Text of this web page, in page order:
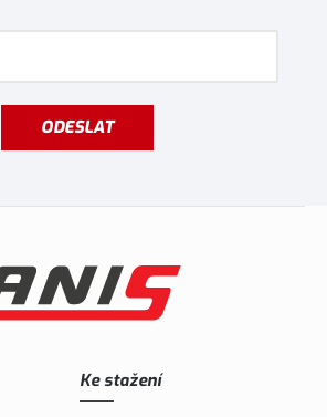
ODESLAT
Ke stažení